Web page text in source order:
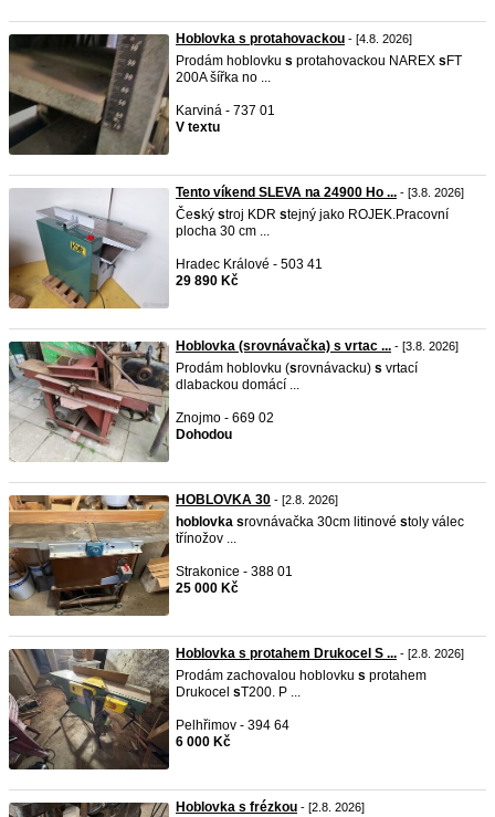
Hoblovka s protahovackou - [4.8. 2026]
Prodám hoblovku s protahovackou NAREX s FT
200A šířka no ...
Karviná - 737 01
V textu
Tento víkend SLEVA na 24900 Ho ... - [3.8. 2026]
Český stroj KDR stejný jako ROJEK.Pracovní
plocha 30 cm ...
Hradec Králové - 503 41
29 890 Kč
Hoblovka (srovnávačka) s vrtac ... - [3.8. 2026]
Prodám hoblovku (srovnávacku) s vrtací
dlabackou domácí ...
Znojmo - 669 02
Dohodou
HOBLOVKA 30 - [2.8. 2026]
hoblovka srovnávačka 30cm litinové stoly válec
třínožov ...
Strakonice - 388 01
25 000 Kč
Hoblovka s protahem Drukocel S ... - [2.8. 2026]
Prodám zachovalou hoblovku s protahem
Drukocel sT200. P ...
Pelhřimov - 394 64
6 000 Kč
Hoblovka s frézkou - [2.8. 2026]